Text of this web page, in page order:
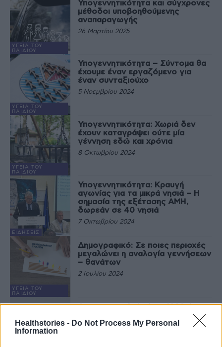
Healthstories - Do Not Process My Personal
Information
ΥΓΕΊΑ ΤΟΥ
ΠΑΙΔΙΟΎ
Υπογεννητικότητα και σύγχρονες
μέθοδοι υποβοηθούμενης
αναπαραγωγής
26 Μαρτίου 2025
ΥΓΕΊΑ ΤΟΥ
ΠΑΙΔΙΟΎ
Υπογεννητικότητα – Σύντομα θα
έχουμε έναν εργαζόμενο για
έναν συνταξιούχο
5 Νοεμβρίου 2024
ΥΓΕΊΑ ΤΟΥ
ΠΑΙΔΙΟΎ
Υπογεννητικότητα: Χωριά δεν
έχουν καταγράψει ούτε μία
γέννηση εδώ και χρόνια
8 Οκτωβρίου 2024
ΕΙΔΉΣΕΙΣ
Υπογεννητικότητα: Κραυγή
αγωνίας για τα μικρά νησιά – Η
σημασία της εξέτασης ΑΜΗ,
δωρεάν σε 40 νησιά
7 Οκτωβρίου 2024
ΥΓΕΊΑ ΤΟΥ
ΠΑΙΔΙΟΎ
Δημογραφικό: Σε ποιες περιοχές
μεγαλώνει η αναλογία γεννήσεων
– θανάτων
2 Ιουλίου 2024
Δημογραφικό: Από το 1980 έχει
ξεκινήσει η φθίνουσα πορεία των
γεννήσεων